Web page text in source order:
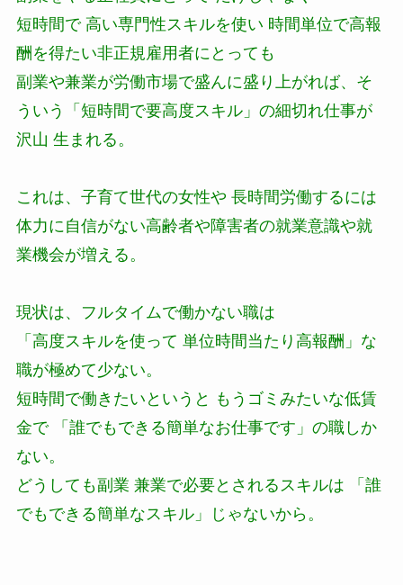
短時間で 高い専門性スキルを使い 時間単位で高報
酬を得たい非正規雇用者にとっても
副業や兼業が労働市場で盛んに盛り上がれば、そ
ういう「短時間で要高度スキル」の細切れ仕事が
沢山 生まれる。
これは、子育て世代の女性や 長時間労働するには
体力に自信がない高齢者や障害者の就業意識や就
業機会が増える。
現状は、フルタイムで働かない職は
「高度スキルを使って 単位時間当たり高報酬」な
職が極めて少ない。
短時間で働きたいというと もうゴミみたいな低賃
金で 「誰でもできる簡単なお仕事です」の職しか
ない。
どうしても副業 兼業で必要とされるスキルは 「誰
でもできる簡単なスキル」じゃないから。